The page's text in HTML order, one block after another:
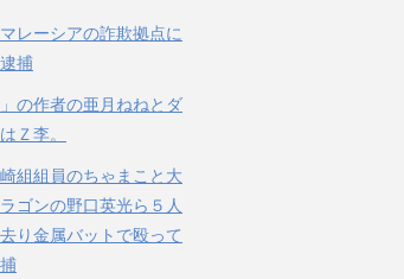
レーシアの詐欺拠点に
捕
の作者の亜月ねねとダ
Ｚ李。
組組員のちゃまこと大
ゴンの野口英光ら５人
り金属バットで殴って